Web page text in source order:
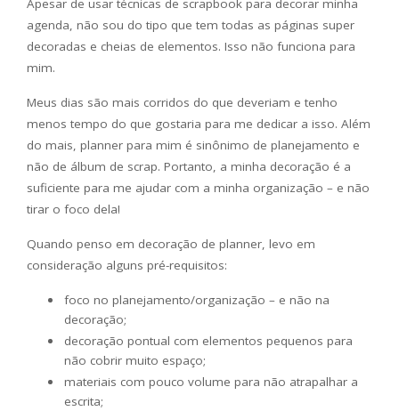
Apesar de usar técnicas de scrapbook para decorar minha
agenda, não sou do tipo que tem todas as páginas super
decoradas e cheias de elementos. Isso não funciona para
mim.
Meus dias são mais corridos do que deveriam e tenho
menos tempo do que gostaria para me dedicar a isso. Além
do mais, planner para mim é sinônimo de planejamento e
não de álbum de scrap. Portanto, a minha decoração é a
suficiente para me ajudar com a minha organização – e não
tirar o foco dela!
Quando penso em decoração de planner, levo em
consideração alguns pré-requisitos:
foco no planejamento/organização – e não na
decoração;
decoração pontual com elementos pequenos para
não cobrir muito espaço;
materiais com pouco volume para não atrapalhar a
escrita;